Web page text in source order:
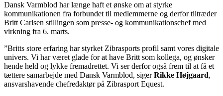
Dansk Varmblod har længe haft et ønske om at styrke
kommunikationen fra forbundet til medlemmerne og derfor tiltræder
Britt Carlsen stillingen som presse- og kommunikationschef med
virkning fra 6. marts.
”Britts store erfaring har styrket Zibrasports profil samt vores digitale
univers. Vi har været glade for at have Britt som kollega, og ønsker
hende held og lykke fremadrettet. Vi ser derfor også frem til at få et
tættere samarbejde med Dansk Varmblod, sigerRikke Højgaard,
ansvarshavende chefredaktør på Zibrasport Equest.